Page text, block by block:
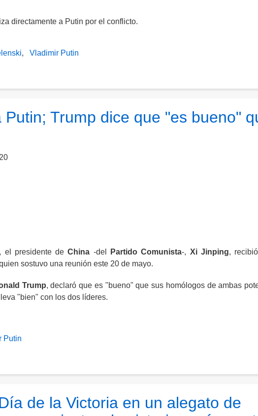
directamente a Putin por el conflicto.
Vladimir Putin
Trump dice que "es bueno"
el presidente deChina -del Partido Comunista-, Xi Jinping,
sostuvo una reunión este 20 de mayo.
Trump, declaró que es "bueno" que sus homólogos de ambas
"bien" con los dos líderes.
Putin
de la Victoria en un alegato de